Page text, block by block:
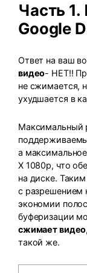
Часть
Google
Ответ на ваш
видео- НЕТ!!
не сжимается,
ухудшается в
Максимальный
а
X 1080p, что
на диске.
с разрешением
экономии
буферизации
сжимает видео
такой же.